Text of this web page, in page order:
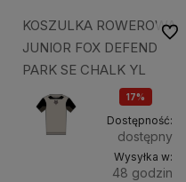
KOSZULKA ROWEROWA
JUNIOR FOX DEFEND
PARK SE CHALK YL
17%
OKAZJA
Dostępność:
dostępny
Wysyłka w:
48 godzin
Do